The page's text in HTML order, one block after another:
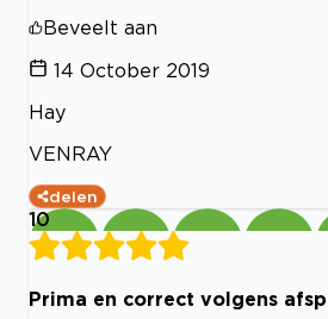
Beveelt aan
14 October 2019
Hay
VENRAY
delen
10
Prima en correct volgens